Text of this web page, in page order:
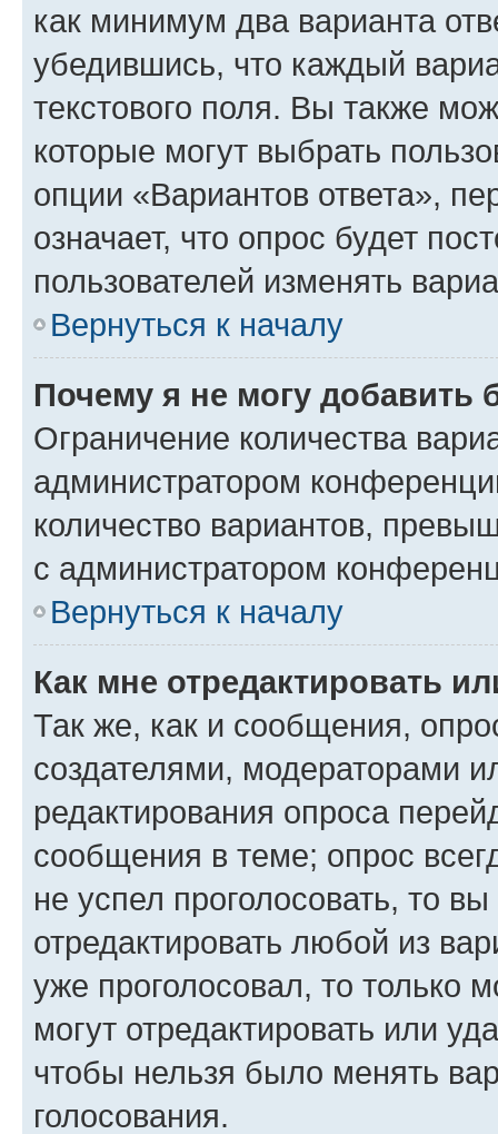
как минимум два варианта
убедившись, что каждый
текстового поля. Вы также
которые могут выбрать
опции «Вариантов ответа»,
означает, что опрос будет
пользователей изменять
Вернуться к началу
Почему я не могу добавить
Ограничение количества
администратором
количество вариантов,
с администратором
Вернуться к началу
Как мне отредактировать
Так же, как и сообщения,
создателями, модераторами
редактирования опроса
сообщения в теме; опрос
не успел проголосовать, то
отредактировать любой из
уже проголосовал, то только
могут отредактировать или
чтобы нельзя было менять
голосования.